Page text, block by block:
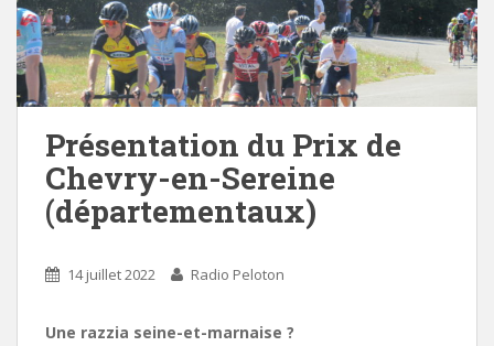
Présentation du Prix de
Chevry-en-Sereine
(départementaux)
14 juillet 2022 Radio Peloton
Une razzia seine-et-marnaise ?